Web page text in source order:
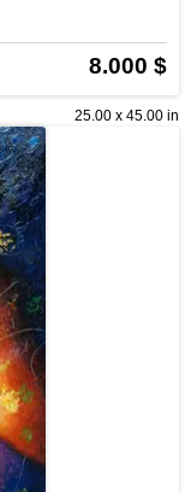
8.000 $
25.00 x 45.00 in